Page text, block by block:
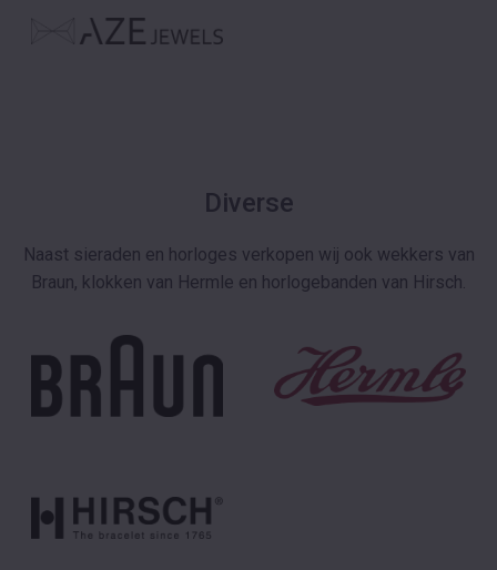
Diverse
Naast sieraden en horloges verkopen wij ook wekkers van
Braun, klokken van Hermle en horlogebanden van Hirsch.